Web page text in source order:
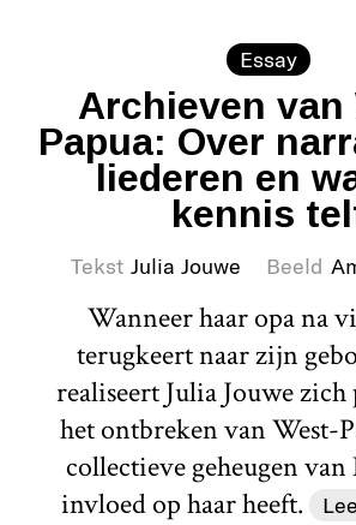
Essay
Archieven van
Papua: Over
liederen en
kennis
Tekst Julia Jouwe Beeld
Wanneer haar opa na
terugkeert naar zijn
realiseert Julia Jouwe zich
het ontbreken van West-
collectieve geheugen
invloed op haar heeft.